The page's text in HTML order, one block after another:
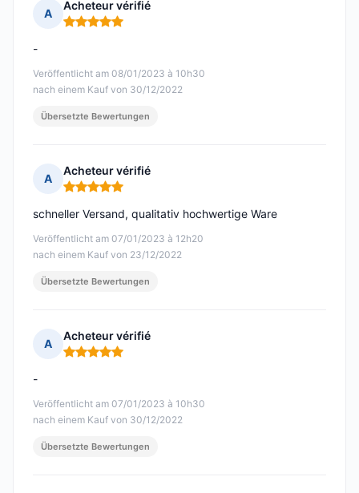
A
Acheteur vérifié
Hinweis: 5 von 5
Veröffentlicht am 08/01/2023 à 10h30
nach einem Kauf von 30/12/2022
-
Übersetzte Bewertungen
A
Acheteur vérifié
Hinweis: 5 von 5
Veröffentlicht am 07/01/2023 à 12h20
nach einem Kauf von 23/12/2022
schneller Versand, qualitativ hochwertige Ware
Übersetzte Bewertungen
A
Acheteur vérifié
Hinweis: 5 von 5
Veröffentlicht am 07/01/2023 à 10h30
nach einem Kauf von 30/12/2022
-
Übersetzte Bewertungen